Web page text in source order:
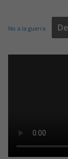
No a la guerra